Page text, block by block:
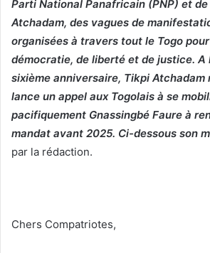
Parti National Panafricain (PNP) et
Atchadam, des vagues de
organisées à travers tout le Togo
démocratie, de liberté et de justice. A
sixième anniversaire, Tikpi
lance un appel aux Togolais à se
pacifiquement Gnassingbé Faure à
mandat avant 2025. Ci-dessous son
par la rédaction.
Chers Compatriotes,